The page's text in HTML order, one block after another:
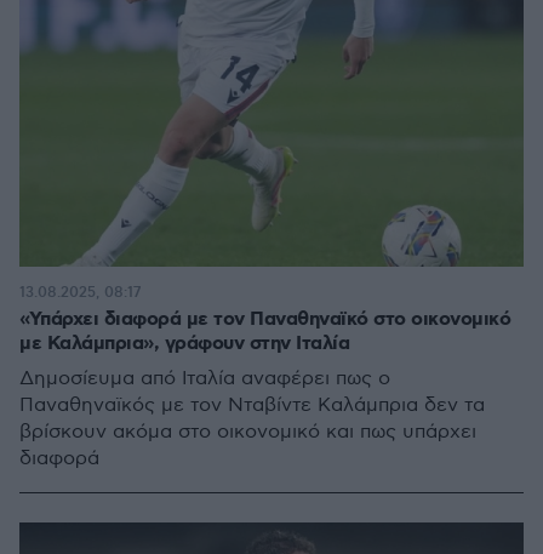
«Υπάρχει διαφορά με τον Παναθηναϊκό στο οικονομικό
με Καλάμπρια», γράφουν στην Ιταλία
Δημοσίευμα από Ιταλία αναφέρει πως ο
Παναθηναϊκός με τον Νταβίντε Καλάμπρια δεν τα
βρίσκουν ακόμα στο οικονομικό και πως υπάρχει
διαφορά
13.08.2025, 08:17